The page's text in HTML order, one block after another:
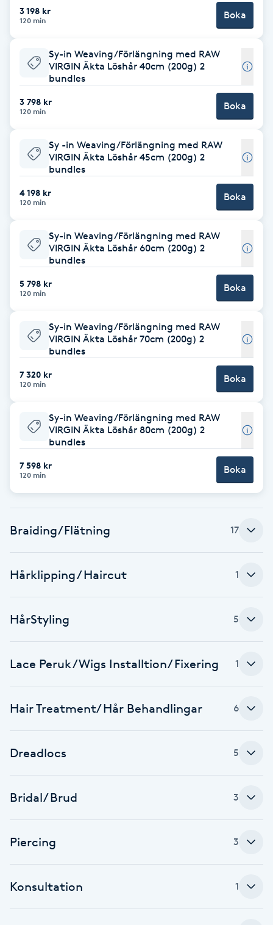
Hälsprickor
I
Idrottsmassage
IPL hårborttagning
IR-massage
Katun fransar
Kemisk peeling
Keratinbehandling
Kinesiologi
Kinesisk medicin
Kiropraktik
Klippning
Klippning ungdom
Kosmetisk tatuering
Kostrådgivning
Käkledsbehandling
Kärlbehandling
L
Laserbehandling
3 198 kr
120 min Boka
Sy-in Weaving/Förlängning med RAW
VIRGIN Äkta Löshår 40cm (200g) 2
bundles
3 798 kr
120 min Boka
Sy -in Weaving/Förlängning med RAW
VIRGIN Äkta Löshår 45cm (200g) 2
bundles
4 198 kr
120 min Boka
Sy-in Weaving/Förlängning med RAW
VIRGIN Äkta Löshår 60cm (200g) 2
bundles
5 798 kr
120 min Boka
Sy-in Weaving/Förlängning med RAW
VIRGIN Äkta Löshår 70cm (200g) 2
bundles
7 320 kr
120 min Boka
Sy-in Weaving/Förlängning med RAW
VIRGIN Äkta Löshår 80cm (200g) 2
bundles
7 598 kr
120 min Boka
Braiding/Flätning 17
Hårklipping / Haircut 1
HårStyling 5
Lace Peruk / Wigs Installtion/ Fixering 1
Hair Treatment/ Hår Behandlingar 6
Dreadlocs 5
Bridal/ Brud 3
Piercing 3
Konsultation 1